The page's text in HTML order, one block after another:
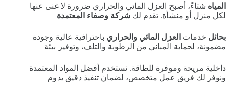
المياه شتاءً، أصبح العزل المائي والحراري ضرورة لا غنى عنها
لكل منزل أو منشأة. تقدم لك شركة وصفاء المعتمدة
بحائل خدمات العزل المائي والحراري باحترافية عالية وجودة
مضمونة، لحماية المباني من الرطوبة والتلف، وتوفير بيئة
داخلية مريحة وموفرة للطاقة. نستخدم أفضل المواد المعتمدة
ونوفر لك فريق عمل متخصص، لضمان تنفيذ دقيق يدوم